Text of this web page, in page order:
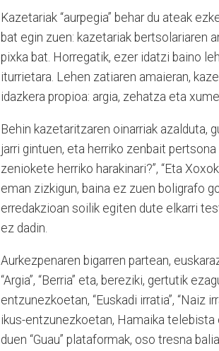
Kazetariak “aurpegia” behar du ateak
bat egin zuen: kazetariak bertsolariaren
pixka bat. Horregatik, ezer idatzi baino
iturrietara. Lehen zatiaren amaieran,
idazkera propioa: argia, zehatza eta
Behin kazetaritzaren oinarriak azalduta,
jarri gintuen, eta herriko zenbait
zeniokete herriko harakinari?”, “Eta
eman zizkigun, baina ez zuen boligrafo
erredakzioan soilik egiten dute elkarri
ez dadin.
Aurkezpenaren bigarren partean,
“Argia”, “Berria” eta, bereziki, gertutik
entzunezkoetan, “Euskadi irratia”, “Naiz
ikus-entzunezkoetan, Hamaika
duen “Guau” plataformak, oso tresna